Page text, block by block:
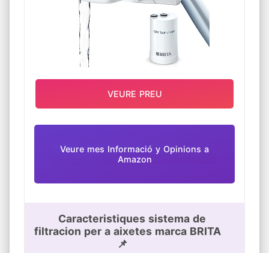
Veure mes Informació y Opinions a
Amazon
Caracteristiques sistema de
filtracion per a aixetes marca BRITA
📌
VEURE PREU